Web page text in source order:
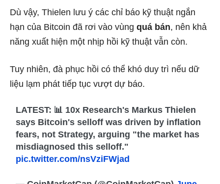
Dù vậy, Thielen lưu ý các chỉ báo kỹ thuật ngắn
hạn của Bitcoin đã rơi vào vùng quá bán, nên khả
năng xuất hiện một nhịp hồi kỹ thuật vẫn còn.
Tuy nhiên, đà phục hồi có thể khó duy trì nếu dữ
liệu lạm phát tiếp tục vượt dự báo.
LATEST: 📊 10x Research's Markus Thielen
says Bitcoin's selloff was driven by inflation
fears, not Strategy, arguing "the market has
misdiagnosed this selloff."
pic.twitter.com/nsVziFWjad